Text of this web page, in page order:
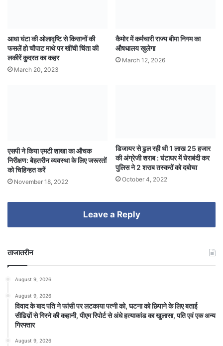
आधा घंटा की ओलावृष्टि से किसानों की
फसलें हो चौपाट माथे पर खींची चिंता की
लकीरें कुदरत का कहर
March 20, 2023
कैमोर में कर्मचारी राज्य बीमा निगम का
औषधालय खुलेगा
March 12, 2026
एसपी ने किया एमटी शाखा का औचक
निरीक्षण: बेहतरीन व्यवस्था के लिए जरूरतों
को चिहिन्हत करें
November 18, 2022
डिजायर से ढुल रही थी 1 लाख 25 हजार
की अंग्रेजी शराब : घंटाघर में घेराबंदी कर
पुलिस ने 2 शराब तस्करों को दबोचा
October 4, 2022
Leave a Reply
ताजातरीन
August 9, 2026
August 9, 2026
विवाद के बाद पति ने फांसी पर लटकाया पत्नी को, घटना को छिपाने के लिए बताई
सीढिय़ों से गिरने की कहानी, पीएम रिपोर्ट से अंधे हत्याकांड का खुलासा, पति एवं एक अन्य
गिरफ्तार
August 9, 2026